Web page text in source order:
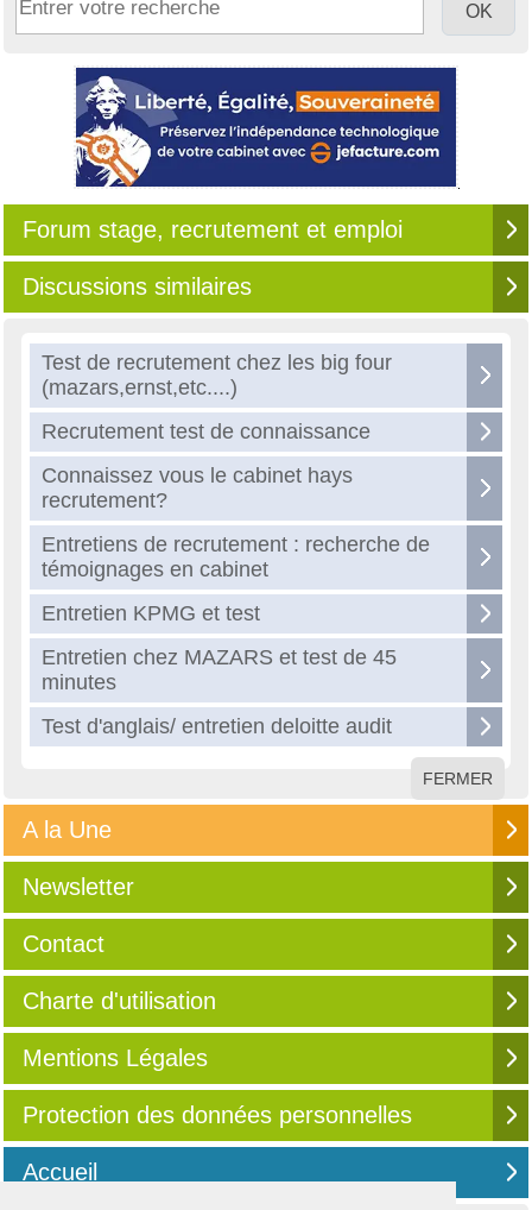
Forum stage, recrutement et emploi
Discussions similaires
Test de recrutement chez les big four
(mazars,ernst,etc....)
Recrutement test de connaissance
Connaissez vous le cabinet hays
recrutement?
Entretiens de recrutement : recherche de
témoignages en cabinet
Entretien KPMG et test
Entretien chez MAZARS et test de 45
minutes
Test d'anglais/ entretien deloitte audit
FERMER
A la Une
Newsletter
Contact
Charte d'utilisation
Mentions Légales
Protection des données personnelles
Accueil